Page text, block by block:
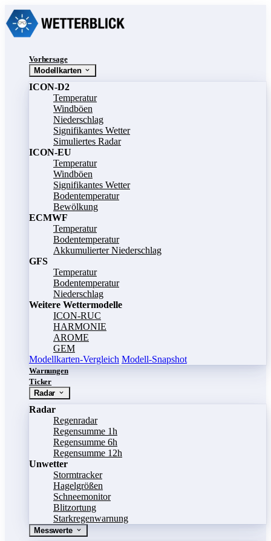
Vorhersage
Modellkarten
ICON-D2
Temperatur
Windböen
Niederschlag
Signifikantes Wetter
Simuliertes Radar
ICON-EU
Temperatur
Windböen
Signifikantes Wetter
Bodentemperatur
Bewölkung
ECMWF
Temperatur
Bodentemperatur
Akkumulierter Niederschlag
GFS
Temperatur
Bodentemperatur
Niederschlag
Weitere Wettermodelle
ICON-RUC
HARMONIE
AROME
GEM
Modellkarten-Vergleich Modell-Snapshot
Warnungen
Ticker
Radar
Radar
Regenradar
Regensumme 1h
Regensumme 6h
Regensumme 12h
Unwetter
Stormtracker
Hagelgrößen
Schneemonitor
Blitzortung
Starkregenwarnung
Messwerte